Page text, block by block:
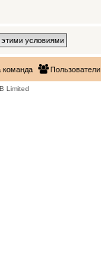
Пользователи
Limited